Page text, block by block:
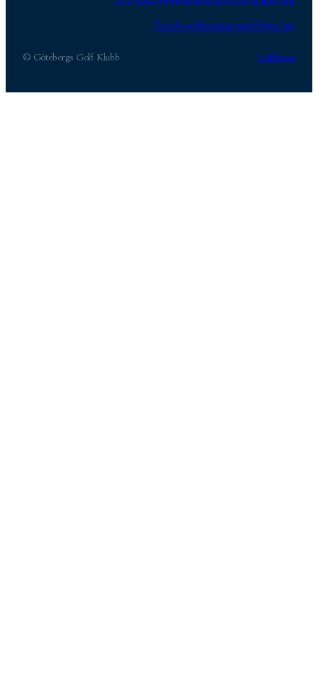
FacebookInstagramHitta hit
© Göteborgs Golf Klubb Golfpress